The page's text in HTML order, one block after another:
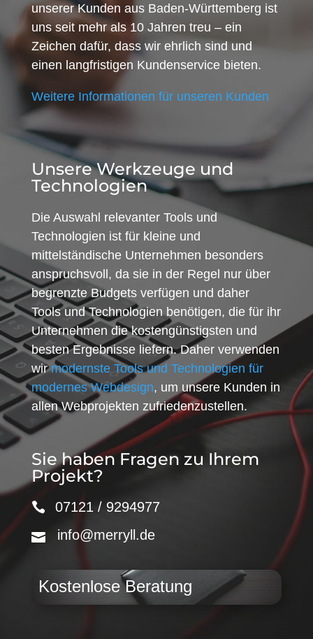
unserer Kunden aus Baden-Württemberg ist
uns seit mehr als 10 Jahren treu – ein
Zeichen dafür, dass wir ehrlich sind und
einen langfristigen Kundenservice bieten.
Weitere Informationen für unseren Kunden
Unsere Werkzeuge und
Technologien
Die Auswahl relevanter Tools und
Technologien ist für kleine und
mittelständische Unternehmen besonders
anspruchsvoll, da sie in der Regel nur über
begrenzte Budgets verfügen und daher
Tools und Technologien benötigen, die für ihr
Unternehmen die kostengünstigsten und
besten Ergebnisse liefern. Daher verwenden
wirmodernste Tools und Technologien für
modernes Webdesign, um unsere Kunden in
allen Webprojekten zufriedenzustellen.
Sie haben Fragen zu Ihrem
Projekt?
07121 / 9294977
info@merryll.de
Kostenlose Beratung